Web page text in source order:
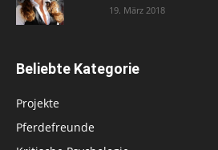
19. März 2018
Beliebte Kategorie
Projekte
Pferdefreunde